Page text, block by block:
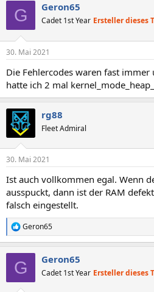
G Geron65
Cadet 1st Year Ersteller dieses
30. Mai 2021
Die Fehlercodes waren fast
hatte ich 2 mal
rg88
Fleet Admiral
30. Mai 2021
Ist auch vollkommen egal. Wenn
ausspuckt, dann ist der RAM
falsch eingestellt.
R
e
Geron65
G Geron65
Cadet 1st Year Ersteller dieses